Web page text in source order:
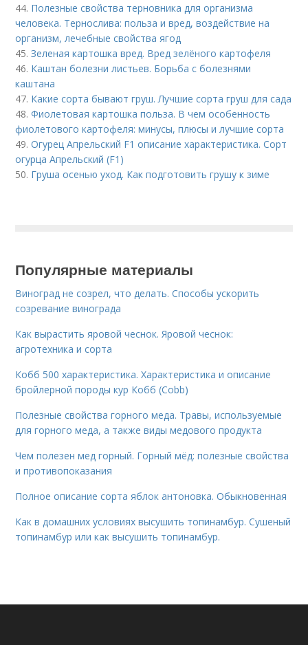
44. Полезные свойства терновника для организма
человека. Тернослива: польза и вред, воздействие на
организм, лечебные свойства ягод
45.Зеленая картошка вред. Вред зелёного картофеля
46. Каштан болезни листьев. Борьба с болезнями
каштана
47. Какие сорта бывают груш. Лучшие сорта груш для сада
48.Фиолетовая картошка польза. В чем особенность
фиолетового картофеля: минусы, плюсы и лучшие сорта
49.Огурец Апрельский F1 описание характеристика. Сорт
огурца Апрельский (F1)
50. Груша осенью уход. Как подготовить грушу к зиме
Популярные материалы
Виноград не созрел, что делать. Способы ускорить
созревание винограда
Как вырастить яровой чеснок. Яровой чеснок:
агротехника и сорта
Кобб 500 характеристика. Характеристика и описание
бройлерной породы кур Кобб (Cobb)
Полезные свойства горного меда. Травы, используемые
для горного меда, а также виды медового продукта
Чем полезен мед горный. Горный мёд: полезные свойства
и противопоказания
Полное описание сорта яблок антоновка. Обыкновенная
Как в домашних условиях высушить топинамбур. Сушеный
топинамбур или как высушить топинамбур.